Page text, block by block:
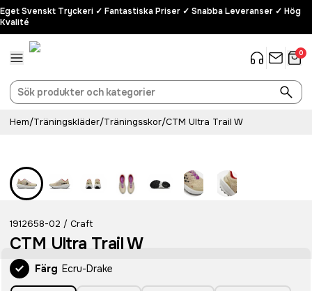
Eget Svenskt Tryckeri ✓ Fantastiska Priser ✓ Snabba Leveranser ✓ Hög
Kvalité
0
Hem/Träningskläder/Träningsskor/CTM Ultra Trail W
1912658-02 / Craft
CTM Ultra Trail W
Färg Ecru-Drake